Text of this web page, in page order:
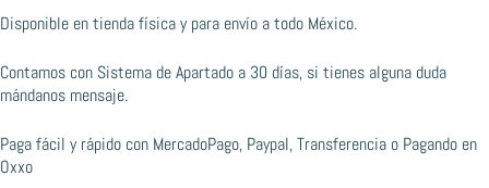
Disponible en tienda física y para envío a todo México.
Contamos con Sistema de Apartado a 30 días, si tienes alguna duda
mándanos mensaje.
Paga fácil y rápido con MercadoPago, Paypal, Transferencia o Pagando en
Oxxo